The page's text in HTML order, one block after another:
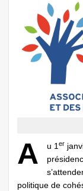
A u 1er
politique de